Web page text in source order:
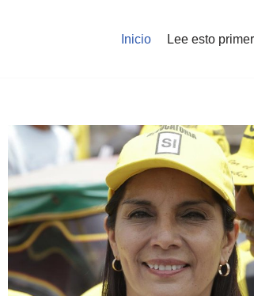
Inicio Lee esto